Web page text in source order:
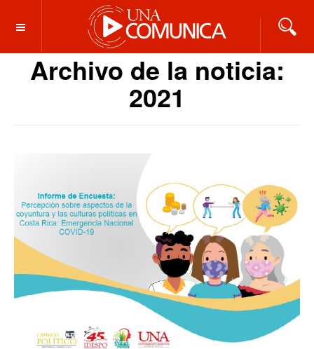
OFF CANVAS
Archivo de la noticia:
2021